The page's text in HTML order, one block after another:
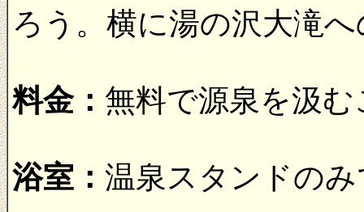
ろう。横に湯の沢大滝
料金： 無料で源泉を汲
浴室： 温泉スタンドの